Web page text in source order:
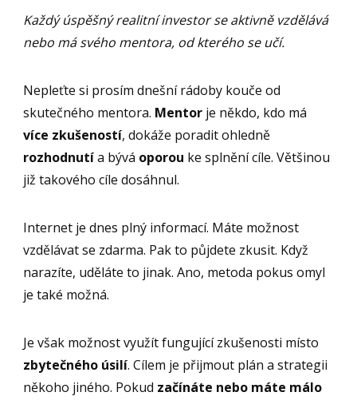
Každý úspěšný realitní investor se aktivně vzdělává
nebo má svého mentora, od kterého se učí.
Nepleťte si prosím dnešní rádoby kouče od
skutečného mentora. Mentor je někdo, kdo má
více zkušeností, dokáže poradit ohledně
rozhodnutía bývá oporou ke splnění cíle. Většinou
již takového cíle dosáhnul.
Internet je dnes plný informací. Máte možnost
vzdělávat se zdarma. Pak to půjdete zkusit. Když
narazíte, uděláte to jinak. Ano, metoda pokus omyl
je také možná.
Je však možnost využít fungující zkušenosti místo
zbytečného úsilí. Cílem je přijmout plán a strategii
někoho jiného. Pokud začínáte nebo máte málo